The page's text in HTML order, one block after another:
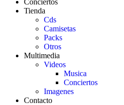
Conciertos
Tienda
Cds
Camisetas
Packs
Otros
Multimedia
Videos
Musica
Conciertos
Imagenes
Contacto